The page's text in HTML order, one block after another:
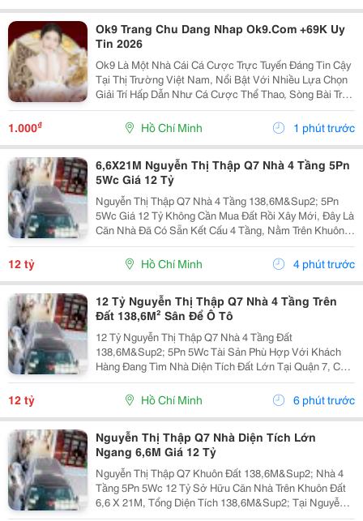
Ok9 Trang Chu Dang Nhap Ok9.Com +69K Uy
Tin 2026
Ok9 Là Một Nhà Cái Cá Cược Trực Tuyến Đáng Tin Cậy
Tại Thị Trường Việt Nam, Nổi Bật Với Nhiều Lựa Chọn
Giải Trí Hấp Dẫn Như Cá Cược Thể Thao, Sòng Bài Trực
Tuyến, Tài Xỉu, Các Trò Chơi Bài Đổi Thưởng Và Game
Nổ Hũ. Với Thiết Kế Giao Diện Thân Thiện,...
1.000₫ Hồ Chí Minh 1 phút trước
6,6X21M Nguyễn Thị Thập Q7 Nhà 4 Tầng 5Pn
5Wc Giá 12 Tỷ
Nguyễn Thị Thập Q7 Nhà 4 Tầng 138,6M&Sup2; 5Pn
5Wc Giá 12 Tỷ Không Cần Mua Đất Rồi Xây Mới, Đây Là
Căn Nhà Đã Có Sẵn Kết Cấu 4 Tầng, Nằm Trên Khuôn
Đất 6,6 X 21M, Tổng Diện Tích 138,6M&Sup2;. Nhà
Gồm 5 Phòng Ngủ, 5 Toilet, Phù Hợp Gia Đình Đông...
12 tỷ Hồ Chí Minh 4 phút trước
12 Tỷ Nguyễn Thị Thập Q7 Nhà 4 Tầng Trên
Đất 138,6M² Sân Để Ô Tô
12 Tỷ Nguyễn Thị Thập Q7 Nhà 4 Tầng Đất
138,6M&Sup2; 5Pn 5Wc Tài Sản Phù Hợp Với Khách
Hàng Đang Tìm Nhà Diện Tích Đất Lớn Tại Quận 7, Có
Sẵn Nhà Để Sử Dụng Và Chủ Động Khai Thác Theo
Nhu Cầu. Khuôn Đất 6,6 X 21M, Tổng Diện Tích
138,6M&Sup2;. Nhà...
12 tỷ Hồ Chí Minh 6 phút trước
Nguyễn Thị Thập Q7 Nhà Diện Tích Lớn
Ngang 6,6M Giá 12 Tỷ
Nguyễn Thị Thập Q7 Khuôn Đất 138,6M&Sup2; Nhà 4
Tầng 5Pn 5Wc 12 Tỷ Sở Hữu Căn Nhà Trên Khuôn Đất
6,6 X 21M, Tổng Diện Tích 138,6M&Sup2; Tại Nguyễn
Thị Thập, Quận 7. Đây Là Lựa Chọn Phù Hợp Cho